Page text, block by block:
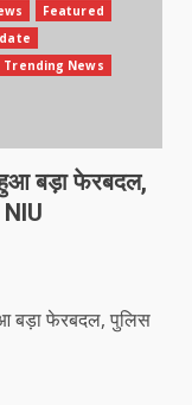
Featured
Trending News
बड़ा फेरबदल,
NIU
बड़ा फेरबदल, पुलिस